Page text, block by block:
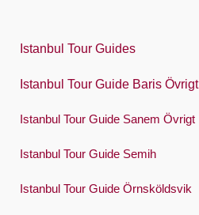
Русский
Español
Swedish
Istanbul Tour Guides
Istanbul Tour Guide Baris Övrigt
Istanbul Tour Guide Sanem Övrigt
Istanbul Tour Guide Semih
Istanbul Tour Guide Örnsköldsvik